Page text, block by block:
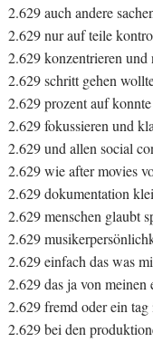
2.629 auch andere
2.629 nur auf teile
2.629 konzentrieren und
2.629 schritt gehen
2.629 prozent auf
2.629 fokussieren und
2.629 und allen social
2.629 wie after movies
2.629 dokumentation
2.629 menschen glaubt
2.629
2.629 einfach das was
2.629 das ja von
2.629 fremd oder ein
2.629 bei den